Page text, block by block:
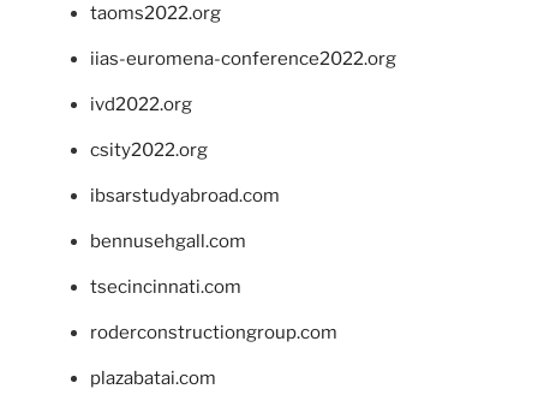
taoms2022.org
iias-euromena-conference2022.org
ivd2022.org
csity2022.org
ibsarstudyabroad.com
bennusehgall.com
tsecincinnati.com
roderconstructiongroup.com
plazabatai.com